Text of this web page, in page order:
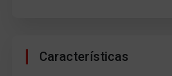
Características